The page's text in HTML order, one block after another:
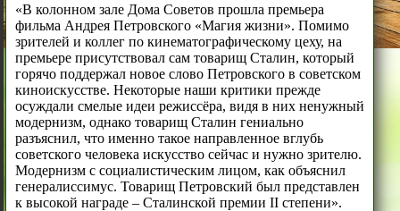
«В колонном зале Дома Советов прошла премьера
фильма Андрея Петровского «Магия жизни». Помимо
зрителей и коллег по кинематографическому цеху, на
премьере присутствовал сам товарищ Сталин, который
горячо поддержал новое слово Петровского в советском
киноискусстве. Некоторые наши критики прежде
осуждали смелые идеи режиссёра, видя в них ненужный
модернизм, однако товарищ Сталин гениально
разъяснил, что именно такое направленное вглубь
советского человека искусство сейчас и нужно зрителю.
Модернизм с социалистическим лицом, как объяснил
генералиссимус. Товарищ Петровский был представлен
к высокой награде – Сталинской премии II степени».